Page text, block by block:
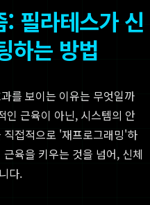
필라테스가 신
하는 방법
를 보이는 이유는 무엇일까
인 근육이 아닌, 시스템의 안
접적으로 '재프로그래밍'하
근육을 키우는 것을 넘어, 신체
다.